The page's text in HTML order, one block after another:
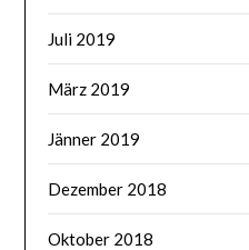
Juli 2019
März 2019
Jänner 2019
Dezember 2018
Oktober 2018